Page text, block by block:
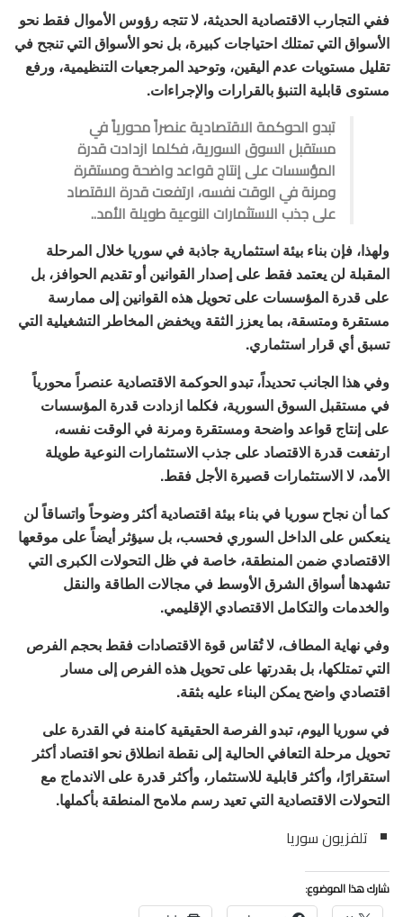
ففي التجارب الاقتصادية الحديثة، لا تتجه رؤوس الأموال فقط نحو
الأسواق التي تمتلك احتياجات كبيرة، بل نحو الأسواق التي تنجح في
تقليل مستويات عدم اليقين، وتوحيد المرجعيات التنظيمية، ورفع
مستوى قابلية التنبؤ بالقرارات والإجراءات.
تبدو الحوكمة الاقتصادية عنصراً محورياً في
مستقبل السوق السورية، فكلما ازدادت قدرة
المؤسسات على إنتاج قواعد واضحة ومستقرة
ومرنة في الوقت نفسه، ارتفعت قدرة الاقتصاد
على جذب الاستثمارات النوعية طويلة الأمد..
ولهذا، فإن بناء بيئة استثمارية جاذبة في سوريا خلال المرحلة
المقبلة لن يعتمد فقط على إصدار القوانين أو تقديم الحوافز، بل
على قدرة المؤسسات على تحويل هذه القوانين إلى ممارسة
مستقرة ومتسقة، بما يعزز الثقة ويخفض المخاطر التشغيلية التي
تسبق أي قرار استثماري.
وفي هذا الجانب تحديداً، تبدو الحوكمة الاقتصادية عنصراً محورياً
في مستقبل السوق السورية، فكلما ازدادت قدرة المؤسسات
على إنتاج قواعد واضحة ومستقرة ومرنة في الوقت نفسه،
ارتفعت قدرة الاقتصاد على جذب الاستثمارات النوعية طويلة
الأمد، لا الاستثمارات قصيرة الأجل فقط.
كما أن نجاح سوريا في بناء بيئة اقتصادية أكثر وضوحاً واتساقاً لن
ينعكس على الداخل السوري فحسب، بل سيؤثر أيضاً على موقعها
الاقتصادي ضمن المنطقة، خاصة في ظل التحولات الكبرى التي
تشهدها أسواق الشرق الأوسط في مجالات الطاقة والنقل
والخدمات والتكامل الاقتصادي الإقليمي.
وفي نهاية المطاف، لا تُقاس قوة الاقتصادات فقط بحجم الفرص
التي تمتلكها، بل بقدرتها على تحويل هذه الفرص إلى مسار
اقتصادي واضح يمكن البناء عليه بثقة.
في سوريا اليوم، تبدو الفرصة الحقيقية كامنة في القدرة على
تحويل مرحلة التعافي الحالية إلى نقطة انطلاق نحو اقتصاد أكثر
استقرارًا، وأكثر قابلية للاستثمار، وأكثر قدرة على الاندماج مع
التحولات الاقتصادية التي تعيد رسم ملامح المنطقة بأكملها.
تلفزيون سوريا
شارك هذا الموضوع: